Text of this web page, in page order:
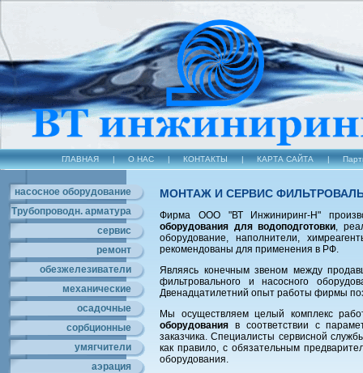
ГЛАВНАЯ | О НАС | КОНТАКТЫ | КАРТА САЙТА |
насосное оборудование
Трубопроводн. арматура
сервис
ремонт
обезжелезиватели
механические
осадочные
сорбционные
умягчители
аэрация
МОНТАЖ И СЕРВИС
Фирма ООО "ВТ Инжиниринг-Н"
оборудования для водоподготовки,
оборудование, наполнители,
рекомендованы для применения в РФ.
Являясь конечным звеном между
фильтровального и насосного
Двенадцатилетний опыт работы фирмы
Мы осуществляем целый комплекс
оборудования в соответствии с
заказчика. Специалисты сервисной
как правило, с обязательным
оборудования.